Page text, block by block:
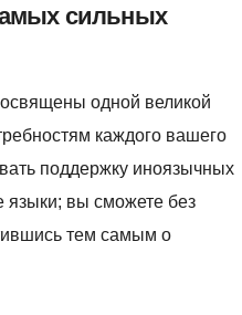
сильных
одной великой
каждого вашего
поддержку иноязычных
языки; вы сможете без
тем самым о